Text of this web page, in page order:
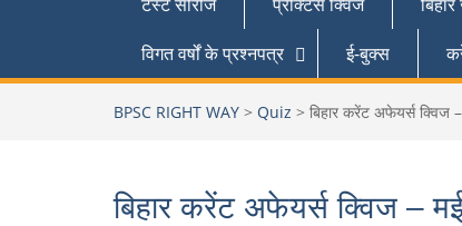
विगत वर्षों के प्रश्नपत्र
ई-बुक्स
BPSC RIGHT WAY > Quiz > बिहार करेंट अफेयर्स क्विज
बिहार करेंट अफेयर्स क्विज –